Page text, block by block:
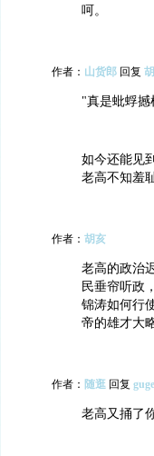
呵。
作者： 山货郎 回复
"真是蚍蜉撼
如今还能见
老高不知羞
作者： 胡亥
老高的政治
民垂帘听政
锦涛如何行
帝的雄才大
作者： 随逛 回复
老高又捅了